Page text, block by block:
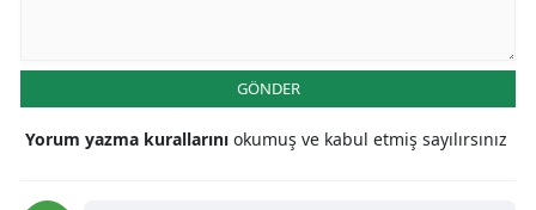
GÖNDER
Yorum yazma kurallarını okumuş ve kabul etmiş sayılırsınız